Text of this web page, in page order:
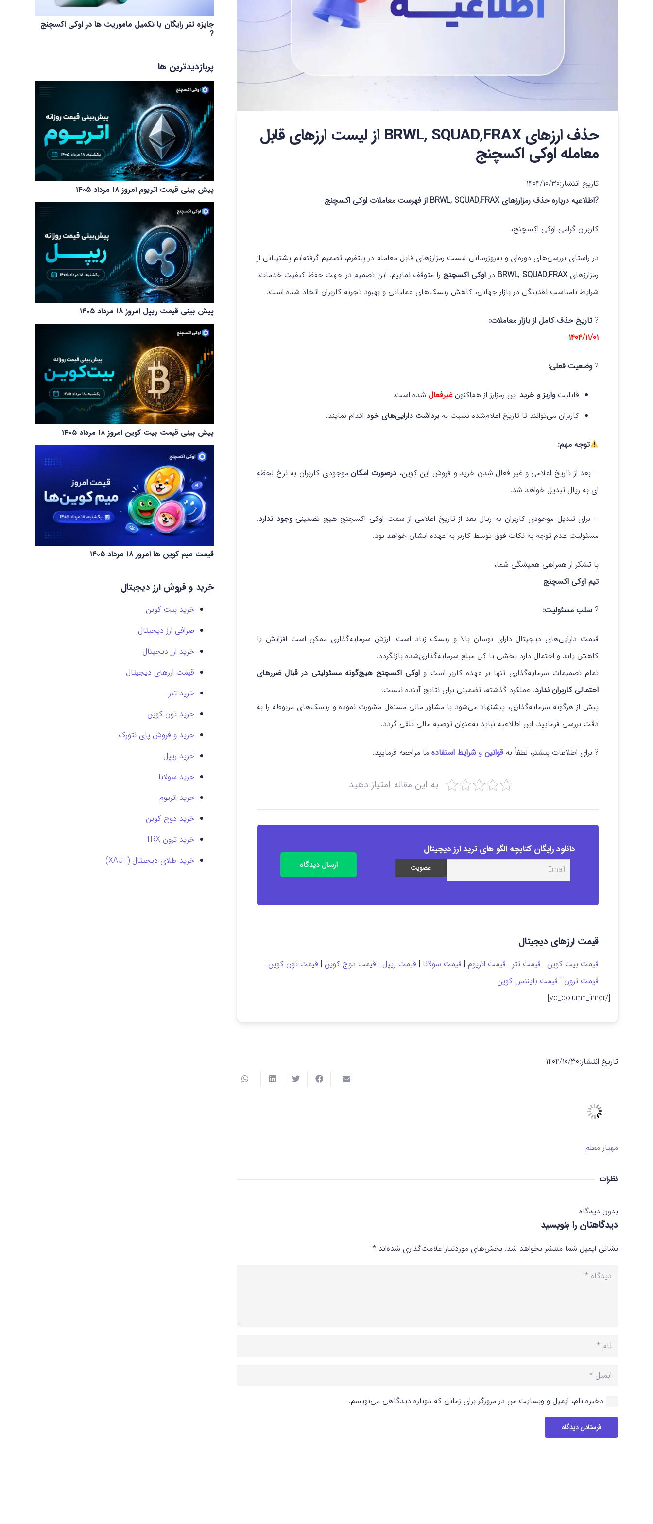
حذف ارزهای BRWL, SQUAD,FRAX از لیست ارزهای قابل
معامله اوکی اکسچنج
تاریخ انتشار:۱۴۰۴/۱۰/۳۰
?اطلاعیه درباره حذف رمزارزهای BRWL, SQUAD,FRAX از فهرست معاملات اوکی اکسچنج
کاربران گرامی اوکی اکسچنج،
در راستای بررسی‌های دوره‌ای و به‌روزرسانی لیست رمزارزهای قابل معامله در پلتفرم، تصمیم گرفته‌ایم پشتیبانی از
رمزارزهایBRWL, SQUAD,FRAX در اوکی اکسچنجرا متوقف نماییم. این تصمیم در جهت حفظ کیفیت خدمات،
شرایط نامناسب نقدینگی در بازار جهانی، کاهش ریسک‌های عملیاتی و بهبود تجربه کاربران اتخاذ شده است.
? تاریخ حذف کامل از بازار معاملات:
۱۴۰۴/۱۱/۰۱
?وضعیت فعلی:
قابلیتواریز و خرید این رمزارز از هم‌اکنونغیرفعال شده است.
کاربران می‌توانند تا تاریخ اعلام‌شده نسبت به برداشت دارایی‌های خود اقدام نمایند.
توجه مهم:
– بعد از تاریخ اعلامی و غیر فعال شدن خرید و فروش این کوین،درصورت امکانموجودی کاربران به نرخ لحظه
ای به ریال تبدیل خواهد شد.
– برای تبدیل موجودی کاربران به ریال بعد از تاریخ اعلامی از سمت اوکی اکسچنج هیچ تضمینیوجود ندارد.
مسئولیت عدم توجه به نکات فوق توسط کاربر به عهده ایشان خواهد بود.
با تشکر از همراهی همیشگی شما،
تیم اوکی اکسچنج
? سلب مسئولیت:
قیمت دارایی‌های دیجیتال دارای نوسان بالا و ریسک زیاد است. ارزش سرمایه‌گذاری ممکن است افزایش یا
کاهش یابد و احتمال دارد بخشی یا کل مبلغ سرمایه‌گذاری‌شده بازنگردد.
تمام تصمیمات سرمایه‌گذاری تنها بر عهده کاربر است و اوکی اکسچنج هیچ‌گونه مسئولیتی در قبال ضررهای
احتمالی کاربران ندارد. عملکرد گذشته، تضمینی برای نتایج آینده نیست.
پیش از هرگونه سرمایه‌گذاری، پیشنهاد می‌شود با مشاور مالی مستقل مشورت نموده و ریسک‌های مربوطه را به
دقت بررسی فرمایید. این اطلاعیه نباید به‌عنوان توصیه مالی تلقی گردد.
? برای اطلاعات بیشتر، لطفاً به قوانین و شرایط استفاده ما مراجعه فرمایید.
به این مقاله امتیاز دهید
دانلود رایگان کتابچه الگو های ترید ارز دیجیتال
ارسال دیدگاه
قیمت ارزهای دیجیتال
قیمت بیت کوین | قیمت تتر | قیمت اتریوم | قیمت سولانا | قیمت ریپل | قیمت دوج کوین | قیمت تون کوین |
قیمت ترون | قیمت بایننس کوین
[/vc_column_inner]
تاریخ انتشار:۱۴۰۴/۱۰/۳۰
مهیار معلم
نظرات
بدون دیدگاه
دیدگاهتان را بنویسید
نشانی ایمیل شما منتشر نخواهد شد. بخش‌های موردنیاز علامت‌گذاری شده‌اند *
ذخیره نام، ایمیل و وبسایت من در مرورگر برای زمانی که دوباره دیدگاهی می‌نویسم.
فرستادن دیدگاه
جایزه تتر رایگان با تکمیل ماموریت ها در اوکی اکسچنج
?
پربازدیدترین ها
پیش بینی قیمت اتریوم امروز ۱۸ مرداد ۱۴۰۵
پیش بینی قیمت ریپل امروز ۱۸ مرداد ۱۴۰۵
پیش بینی قیمت بیت کوین امروز ۱۸ مرداد ۱۴۰۵
قیمت میم کوین‌ ها امروز ۱۸ مرداد ۱۴۰۵
خرید و فروش ارز دیجیتال
خرید بیت کوین
صرافی ارز دیجیتال
خرید ارز دیجیتال
قیمت ارزهای دیجیتال
خرید تتر
خرید تون کوین
خرید و فروش پای نتورک
خرید ریپل
خرید سولانا
خرید اتریوم
خرید دوج کوین
خرید ترون TRX
خرید طلای دیجیتال (XAUT)